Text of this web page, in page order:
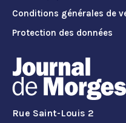
Conditions générales de
Protection des données
Rue Saint-Louis 2